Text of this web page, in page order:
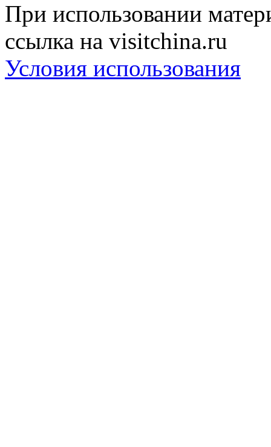
При использовании
ссылка на visitchina.ru
Условия использования